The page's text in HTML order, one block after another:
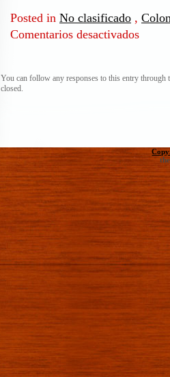
Posted in No clasificado ,
Comentarios desactivados
You can follow any responses to this entry through
closed.